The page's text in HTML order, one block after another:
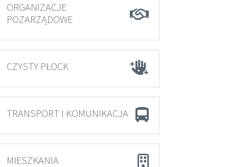
ORGANIZACJE
POZARZĄDOWE
CZYSTY PŁOCK
TRANSPORT I KOMUNIKACJA
MIESZKANIA